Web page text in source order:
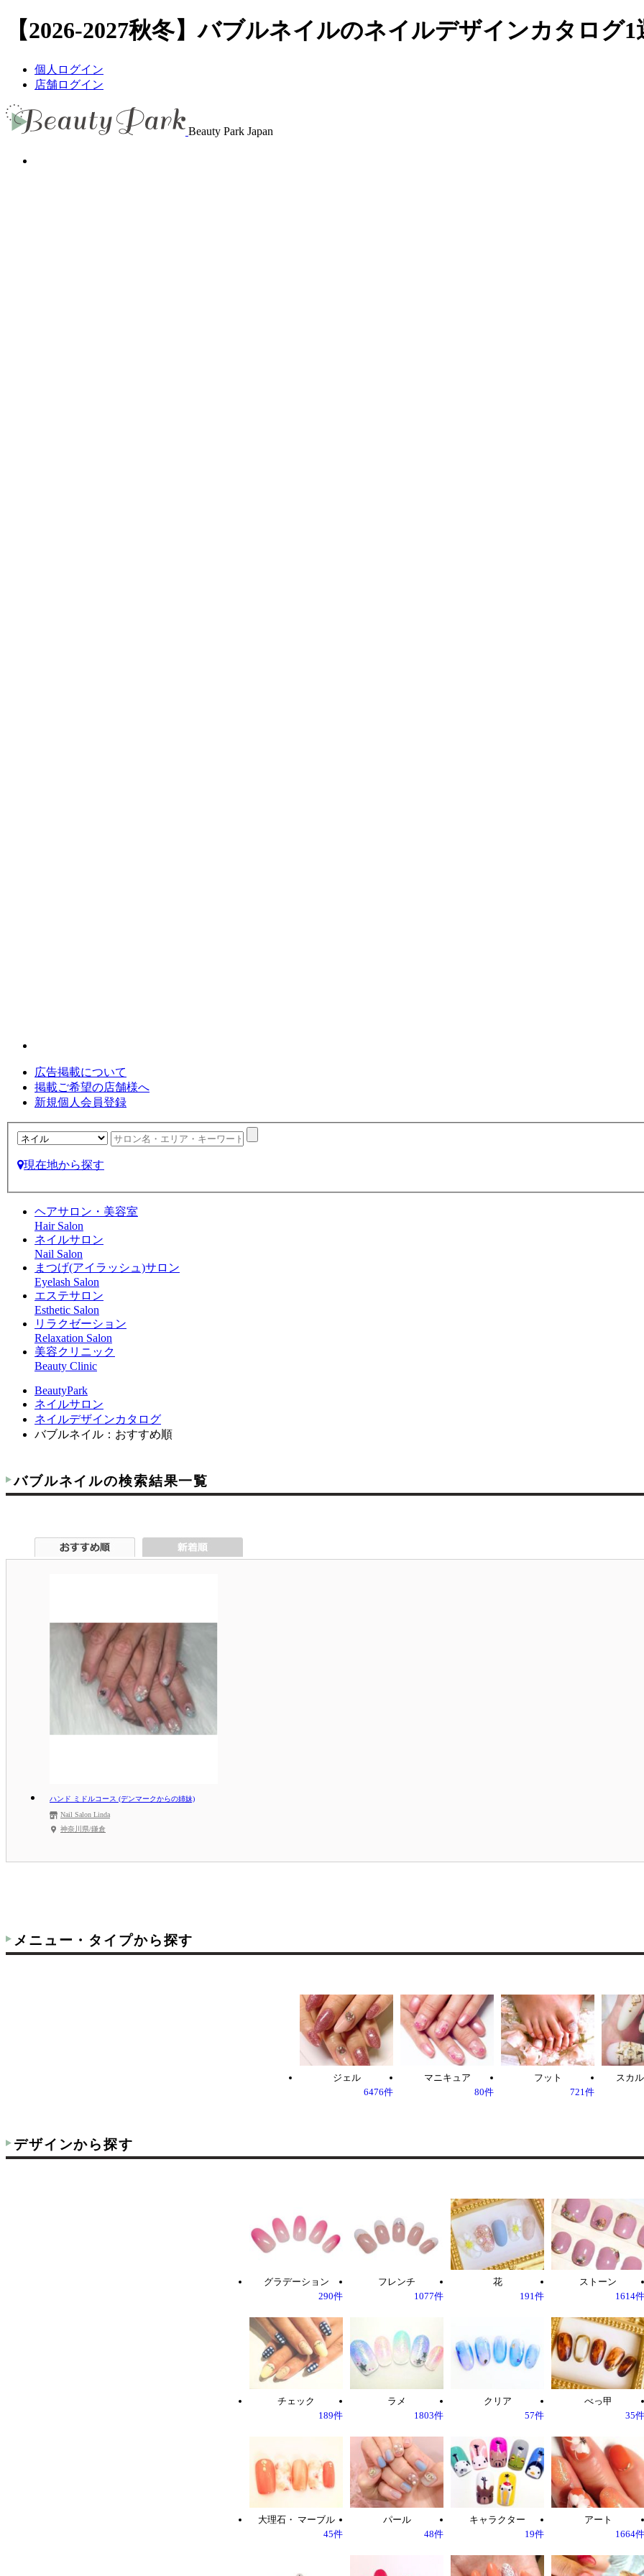
【2026-2027秋冬】バブルネイルのネイルデザインカタログ
個人ログイン
店舗ログイン
Beauty Park Japan
広告掲載について
掲載ご希望の店舗様へ
新規個人会員登録
現在地から探す
ヘアサロン・美容室
Hair Salon
ネイルサロン
Nail Salon
まつげ(アイラッシュ)サロン
Eyelash Salon
エステサロン
Esthetic Salon
リラクゼーション
Relaxation Salon
美容クリニック
Beauty Clinic
BeautyPark
ネイルサロン
ネイルデザインカタログ
バブルネイル：おすすめ順
バブルネイルの検索結果一覧
ハンド ミドルコース (デンマークからの姉妹)
Nail Salon Linda
神奈川県/鎌倉
メニュー・タイプから探す
ジェル
6476件
マニキュア
80件
フット
721件
スカ
デザインから探す
グラデーション
290件
フレンチ
1077件
花
191件
ストーン
1614件
チェック
189件
ラメ
1803件
クリア
57件
べっ甲
35件
大理石・ マーブル
45件
パール
48件
キャラクター
19件
アート
1664件